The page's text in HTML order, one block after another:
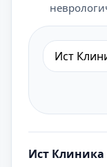
Ист
Ист Клиника